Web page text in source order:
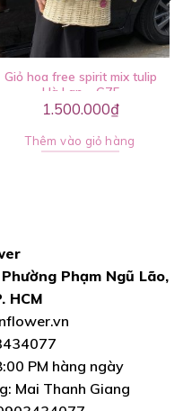
Giỏ hoa free spirit mix tulip
Hà Lan – G75
1.500.000₫
Thêm vào giỏ hàng
Phạm Ngũ Lão,
HCM
PM hàng ngày
Mai Thanh Giang